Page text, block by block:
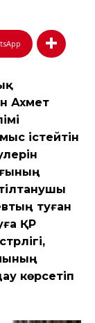
Ахмет
істейтін
туған
ға ҚР
көрсетіп